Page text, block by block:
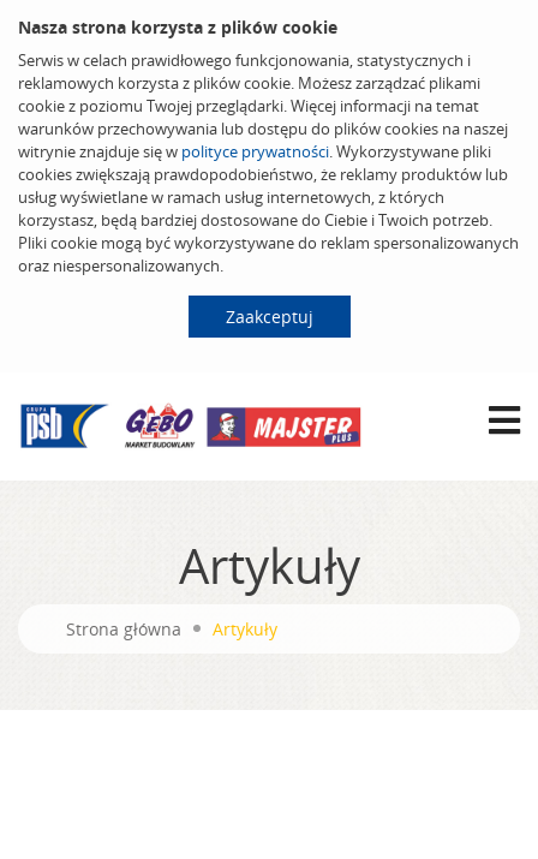
Nasza strona korzysta z plików cookie
Serwis w celach prawidłowego funkcjonowania, statystycznych i
reklamowych korzysta z plików cookie. Możesz zarządzać plikami
cookie z poziomu Twojej przeglądarki. Więcej informacji na temat
warunków przechowywania lub dostępu do plików cookies na naszej
witrynie znajduje się w polityce prywatności. Wykorzystywane pliki
cookies zwiększają prawdopodobieństwo, że reklamy produktów lub
usług wyświetlane w ramach usług internetowych, z których
korzystasz, będą bardziej dostosowane do Ciebie i Twoich potrzeb.
Pliki cookie mogą być wykorzystywane do reklam spersonalizowanych
oraz niespersonalizowanych.
Zaakceptuj
Artykuły
Strona główna Artykuły